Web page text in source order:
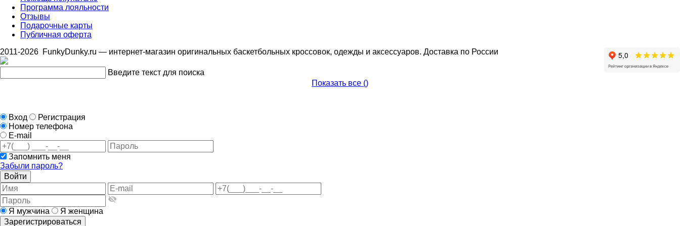
Программа лояльности
Отзывы
Подарочные карты
Публичная оферта
2011-2026 FunkyDunky.ru — интернет-магазин оригинальных баскетбольных кроссовок, одежды и аксессуаров. Доставка по России
Введите текст для поиска
Показать все ()
Вход
Регистрация
Номер телефона
E-mail
Запомнить меня
Забыли пароль?
Войти
Я мужчина
Я женщина
Зарегистрироваться